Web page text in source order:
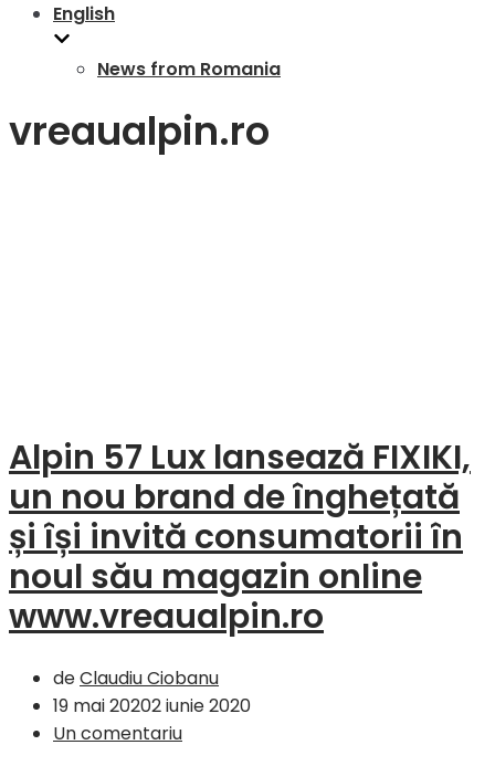
English
News from Romania
vreaualpin.ro
Alpin 57 Lux lansează FIXIKI,
un nou brand de înghețată
și își invită consumatorii în
noul său magazin online
www.vreaualpin.ro
deClaudiu Ciobanu
19 mai 20202 iunie 2020
Un comentariu